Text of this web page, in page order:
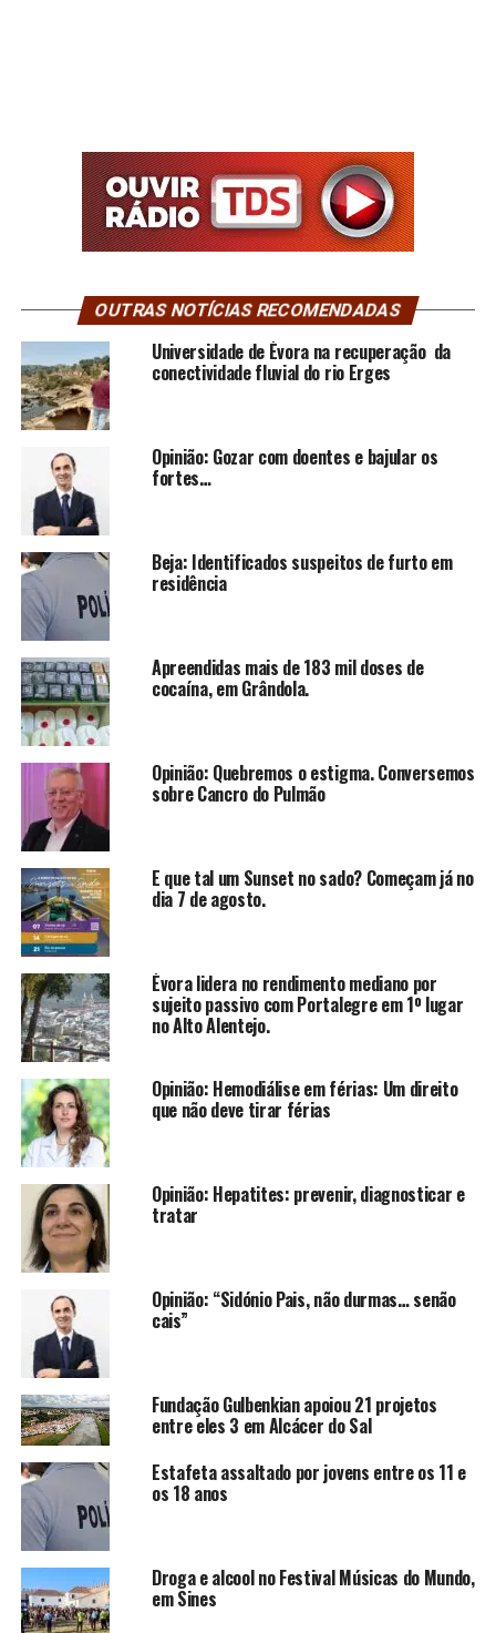
OUTRAS NOTÍCIAS RECOMENDADAS
Universidade de Évora na recuperação da
conectividade fluvial do rio Erges
Opinião: Gozar com doentes e bajular os
fortes…
Beja: Identificados suspeitos de furto em
residência
Apreendidas mais de 183 mil doses de
cocaína, em Grândola.
Opinião: Quebremos o estigma. Conversemos
sobre Cancro do Pulmão
E que tal um Sunset no sado? Começam já no
dia 7 de agosto.
Évora lidera no rendimento mediano por
sujeito passivo com Portalegre em 1º lugar
no Alto Alentejo.
Opinião: Hemodiálise em férias: Um direito
que não deve tirar férias
Opinião: Hepatites: prevenir, diagnosticar e
tratar
Opinião: “Sidónio Pais, não durmas… senão
cais”
Fundação Gulbenkian apoiou 21 projetos
entre eles 3 em Alcácer do Sal
Estafeta assaltado por jovens entre os 11 e
os 18 anos
Droga e alcool no Festival Músicas do Mundo,
em Sines